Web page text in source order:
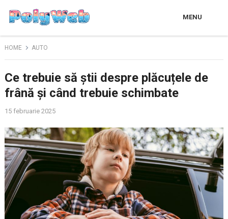
MENU
HOME AUTO
Ce trebuie să știi despre plăcuțele de
frână și când trebuie schimbate
15 februarie 2025